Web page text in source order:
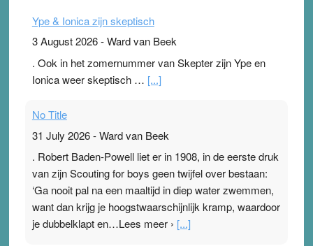
Ype & Ionica zijn skeptisch
3 August 2026-Ward van Beek
. Ook in het zomernummer van Skepter zijn Ype en
Ionica weer skeptisch … [...]
No Title
31 July 2026-Ward van Beek
. Robert Baden-Powell liet er in 1908, in de eerste druk
van zijn Scouting for boys geen twijfel over bestaan:
‘Ga nooit pal na een maaltijd in diep water zwemmen,
want dan krijg je hoogstwaarschijnlijk kramp, waardoor
je dubbelklapt en…Lees meer › [...]